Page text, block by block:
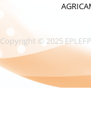
Copyright © 2025